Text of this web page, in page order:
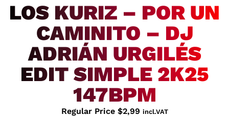
LOS KURIZ – POR UN
CAMINITO – DJ
ADRIÁN URGILÉS
EDIT SIMPLE 2K25
147BPM
Regular Price $2,99 incl.VAT